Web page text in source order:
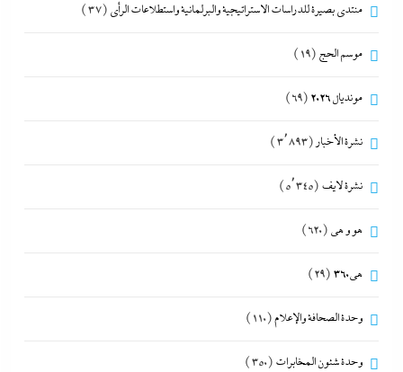
منتدى بصيرة للدراسات الاستراتيجية والبرلمانية واستطلاعات الرأى (37)
موسم الحج (19)
مونديال 2026 (69)
نشرة الأخبار(3٬893)
نشرة لايف (5٬345)
هو و هي (620)
هى360 (29)
وحدة الصحافة والإعلام(110)
وحدة شئون المخابرات (350)